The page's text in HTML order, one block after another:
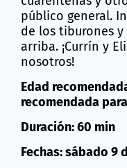
público general.
de los tiburones
arriba. ¡Currín y
nosotros!
Edad
recomendada
Duración: 60 min
Fechas: sábado 9